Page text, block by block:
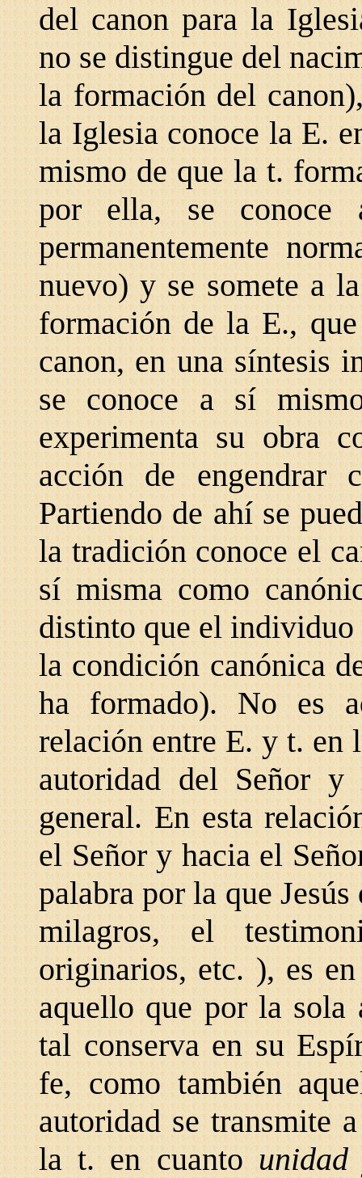
del canon para la
no se distingue del
la formación del
la Iglesia conoce la E.
mismo de que la t.
por ella, se
permanentemente
nuevo) y se somete a
formación de la E.,
canon, en una síntesis
se conoce a sí
experimenta su obra
acción de
Partiendo de ahí se
la tradición conoce el
sí misma como
distinto que el
la condición canónica
ha formado). No es
relación entre E. y t. en
autoridad del Señor
general. En esta
el Señor y hacia el
palabra por la que
milagros, el
originarios, etc. ), es
aquello que por la sola
tal conserva en su
fe, como también
autoridad se transmite
la t. en cuanto